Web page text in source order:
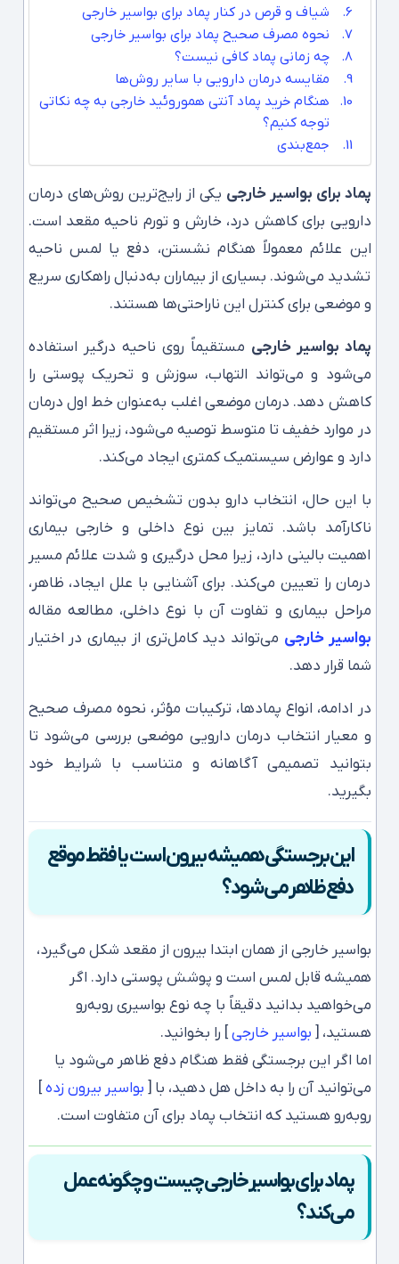
شیاف و قرص در کنار پماد برای بواسیر خارجی
نحوه مصرف صحیح پماد برای بواسیر خارجی
چه زمانی پماد کافی نیست؟
مقایسه درمان دارویی با سایر روش‌ها
هنگام خرید پماد آنتی هموروئید خارجی به چه نکاتی
توجه کنیم؟
جمع‌بندی
پماد برای بواسیر خارجی یکی از رایج‌ترین روش‌های درمان
دارویی برای کاهش درد، خارش و تورم ناحیه مقعد است.
این علائم معمولاً هنگام نشستن، دفع یا لمس ناحیه
تشدید می‌شوند. بسیاری از بیماران به‌دنبال راهکاری سریع
و موضعی برای کنترل این ناراحتی‌ها هستند.
پماد بواسیر خارجی مستقیماً روی ناحیه درگیر استفاده
می‌شود و می‌تواند التهاب، سوزش و تحریک پوستی را
کاهش دهد. درمان موضعی اغلب به‌عنوان خط اول درمان
در موارد خفیف تا متوسط توصیه می‌شود، زیرا اثر مستقیم
دارد و عوارض سیستمیک کمتری ایجاد می‌کند.
با این حال، انتخاب دارو بدون تشخیص صحیح می‌تواند
ناکارآمد باشد. تمایز بین نوع داخلی و خارجی بیماری
اهمیت بالینی دارد، زیرا محل درگیری و شدت علائم مسیر
درمان را تعیین می‌کند. برای آشنایی با علل ایجاد، ظاهر،
مراحل بیماری و تفاوت آن با نوع داخلی، مطالعه مقاله
بواسیر خارجی می‌تواند دید کامل‌تری از بیماری در اختیار
شما قرار دهد.
در ادامه، انواع پمادها، ترکیبات مؤثر، نحوه مصرف صحیح
و معیار انتخاب درمان دارویی موضعی بررسی می‌شود تا
بتوانید تصمیمی آگاهانه و متناسب با شرایط خود
بگیرید.
این برجستگی همیشه بیرون است یا فقط موقع
دفع ظاهر می‌شود؟
بواسیر خارجی از همان ابتدا بیرون از مقعد شکل می‌گیرد،
همیشه قابل لمس است و پوشش پوستی دارد. اگر
می‌خواهید بدانید دقیقاً با چه نوع بواسیری روبه‌رو
هستید، [ بواسیر خارجی] را بخوانید.
اما اگر این برجستگی فقط هنگام دفع ظاهر می‌شود یا
می‌توانید آن را به داخل هل دهید، با [ بواسیر بیرون زده]
روبه‌رو هستید که انتخاب پماد برای آن متفاوت است.
پماد برای بواسیر خارجی چیست و چگونه عمل
می‌کند؟